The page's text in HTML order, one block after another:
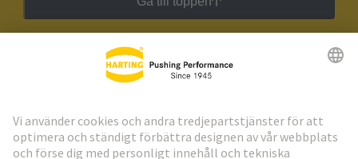
HARTING:s nyhetsbrev